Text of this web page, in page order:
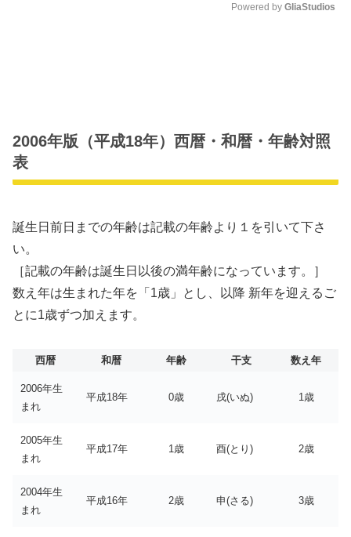
Powered by GliaStudios
2006年版（平成18年）西暦・和暦・年齢対照
表
誕生日前日までの年齢は記載の年齢より１を引いて下さ
い。
［記載の年齢は誕生日以後の満年齢になっています。］
数え年は生まれた年を「1歳」とし、以降 新年を迎えるご
とに1歳ずつ加えます。
西暦 和暦 年齢 干支 数え年
2006年生
まれ
平成18年 0歳 戌(いぬ) 1歳
2005年生
まれ
平成17年 1歳 酉(とり) 2歳
2004年生
まれ
平成16年 2歳 申(さる) 3歳